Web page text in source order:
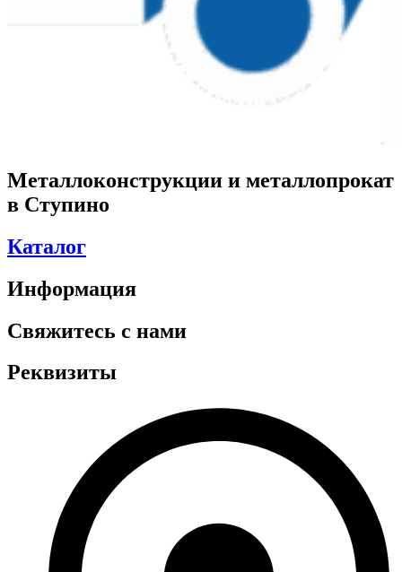
Металлоконструкции и металлопрокат
в Ступино
Каталог
Информация
Свяжитесь с нами
Реквизиты